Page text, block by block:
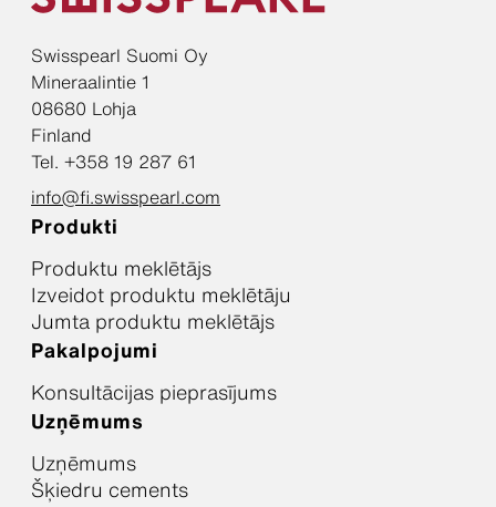
Swisspearl Suomi Oy
Mineraalintie 1
08680 Lohja
Finland
Tel. +358 19 287 61
info@fi.swisspearl.com
Produkti
Produktu meklētājs
Izveidot produktu meklētāju
Jumta produktu meklētājs
Pakalpojumi
Konsultācijas pieprasījums
Uzņēmums
Uzņēmums
Šķiedru cements